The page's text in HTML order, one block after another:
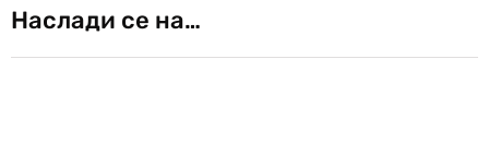
Наслади се на…